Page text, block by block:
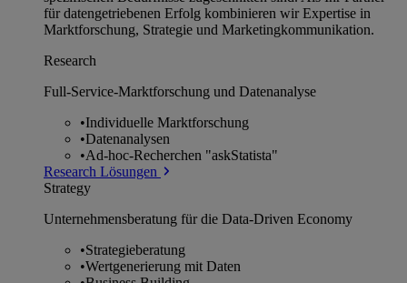
für datengetriebenen Erfolg kombinieren wir Expertise in
Marktforschung, Strategie und Marketingkommunikation.
Research
Full-Service-Marktforschung und Datenanalyse
•Individuelle Marktforschung
•Datenanalysen
•Ad-hoc-Recherchen "askStatista"
Research Lösungen
Strategy
Unternehmens­beratung für die Data-Driven Economy
•Strategieberatung
•Wertgenerierung mit Daten